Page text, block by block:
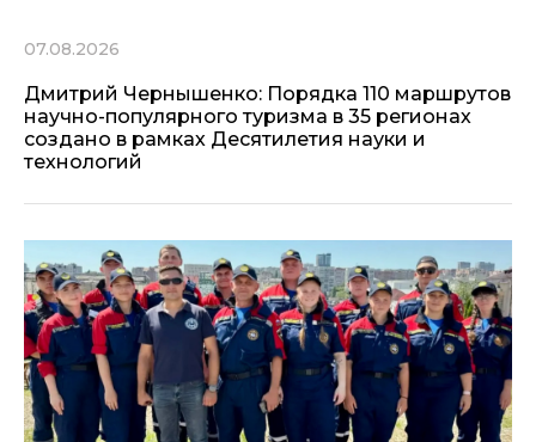
07.08.2026
Дмитрий Чернышенко: Порядка 110 маршрутов
научно-популярного туризма в 35 регионах
создано в рамках Десятилетия науки и
технологий